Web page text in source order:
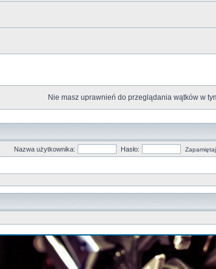
Nie masz uprawnień do przeglądania wątków w
Nazwa użytkownika: Hasło: